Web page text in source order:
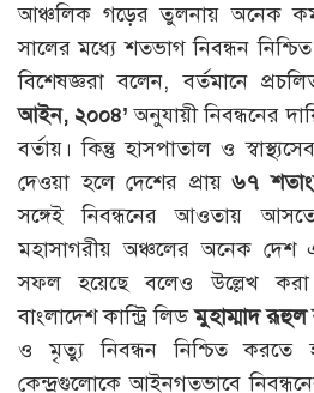
আঞ্চলিক গড়ের তুলনায় অনেক
সালের মধ্যে শতভাগ নিবন্ধন
বিশেষজ্ঞরা বলেন, বর্তমানে
আইন, ২০০৪’ অনুযায়ী নিবন্ধনের
বর্তায়। কিন্তু হাসপাতাল ও
দেওয়া হলে দেশের প্রায়৬৭
সঙ্গেই নিবন্ধনের আওতায় আসতে
মহাসাগরীয় অঞ্চলের অনেক
সফল হয়েছে বলেও উল্লেখ
বাংলাদেশ কান্ট্রি লিডমুহাম্মাদ রূহুল
ও মৃত্যু নিবন্ধন নিশ্চিত করতে
কেন্দ্রগুলোকে আইনগতভাবে